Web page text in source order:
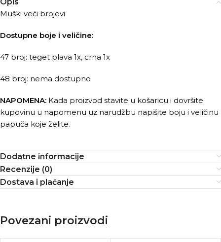
Muški veći brojevi
Dostupne boje i veličine:
47 broj: teget plava 1x, crna 1x
48 broj: nema dostupno
NAPOMENA: Kada proizvod stavite u košaricu i dovršite
kupovinu u napomenu uz narudžbu napišite boju i veličinu
papuča koje želite.
Dodatne informacije
Recenzije (0)
Dostava i plaćanje
Povezani proizvodi